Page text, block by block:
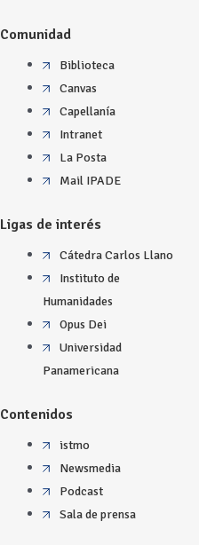
Comunidad
Biblioteca
Canvas
Capellanía
Intranet
La Posta
Mail IPADE
Ligas de interés
Cátedra Carlos Llano
Instituto de
Humanidades
Opus Dei
Universidad
Panamericana
Contenidos
istmo
Newsmedia
Podcast
Sala de prensa